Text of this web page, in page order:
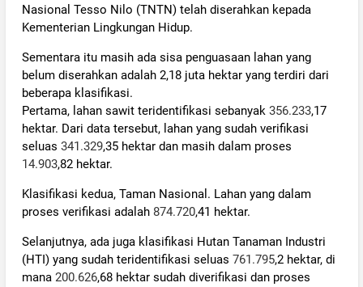
Nasional Tesso Nilo (TNTN) telah diserahkan kepada
Kementerian Lingkungan Hidup.
Sementara itu masih ada sisa penguasaan lahan yang
belum diserahkan adalah 2,18 juta hektar yang terdiri dari
beberapa klasifikasi.
Pertama, lahan sawit teridentifikasi sebanyak 356.233,17
hektar. Dari data tersebut, lahan yang sudah verifikasi
seluas 341.329,35 hektar dan masih dalam proses
14.903,82 hektar.
Klasifikasi kedua, Taman Nasional. Lahan yang dalam
proses verifikasi adalah 874.720,41 hektar.
Selanjutnya, ada juga klasifikasi Hutan Tanaman Industri
(HTI) yang sudah teridentifikasi seluas 761.795,2 hektar, di
mana 200.626,68 hektar sudah diverifikasi dan proses